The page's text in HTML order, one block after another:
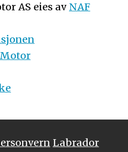
AS eies av NAF
Labrador